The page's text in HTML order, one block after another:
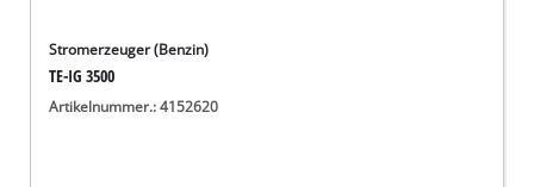
Stromerzeuger (Benzin)
TE-IG 3500
Artikelnummer.: 4152620